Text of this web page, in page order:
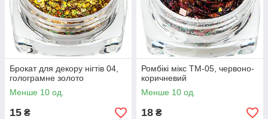
Брокат для декору нігтів 04,
голограмне золото
Менше 10 од.
15 ₴
Ромбікі мікс ТМ-05, червоно-
коричневий
Менше 10 од.
18 ₴